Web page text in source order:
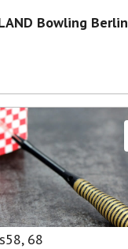
Bowling Berlin
, 68